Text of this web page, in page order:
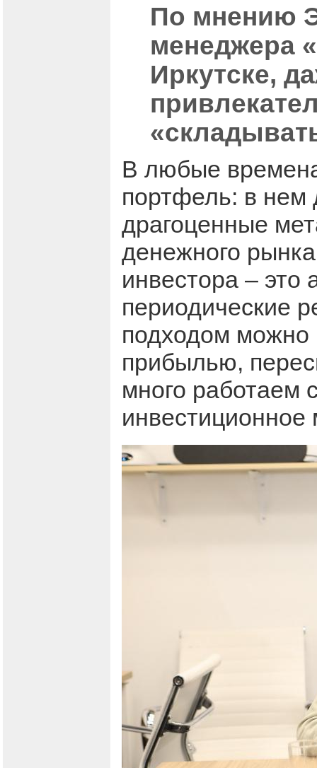
По мнению
менеджера
Иркутске,
В любые
портфель: в нем
драгоценные
денежного
инвестора – это
периодические
подходом можно
прибылью,
много работаем